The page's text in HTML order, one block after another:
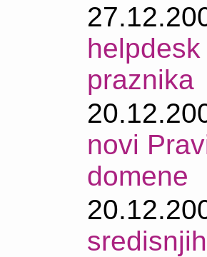
praznika
novi
domene